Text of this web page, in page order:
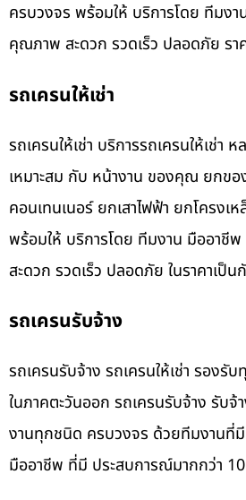
ครบวงจร พร้อมให้ บริการโดย ทีมง
คุณภาพ สะดวก รวดเร็ว ปลอดภัย รา
รถเครนให้เช่า
รถเครนให้เช่า บริการรถเครนให้เช่า
เหมาะสม กับ หน้างาน ของคุณ ยกข
คอนเทนเนอร์ ยกเสาไฟฟ้า ยกโครงเ
พร้อมให้ บริการโดย ทีมงาน มืออาชี
สะดวก รวดเร็ว ปลอดภัย ในราคาเป็น
รถเครนรับจ้าง
รถเครนรับจ้าง รถเครนให้เช่า รอง
ในภาคตะวันออก รถเครนรับจ้าง รับ
งานทุกชนิด ครบวงจร ด้วยทีมงาน
มืออาชีพ ที่มี ประสบการณ์มากกว่า